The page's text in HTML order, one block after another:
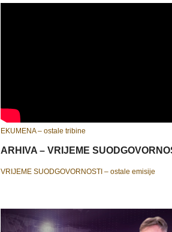
EKUMENA – ostale tribine
ARHIVA – VRIJEME
VRIJEME SUODGOVORNOSTI – ostale emisije